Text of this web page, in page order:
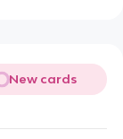
New cards